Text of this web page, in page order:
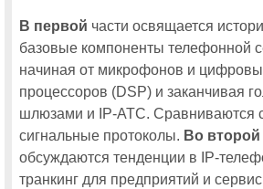
медиапартнеров
Cisco Connect 2015
В программу Cisco Connect 2015 будет
«Инфраструктура корпоративных сетей»
Все об интернете вещей можно будет
На Cisco Connect – 2015 расскажут
тенденциях и примерах внедрения
В первой части освящается
базовые компоненты телефонной
начиная от микрофонов и
процессоров (DSP) и заканчивая
шлюзами и IP-АТС. Сравниваются
сигнальные протоколы. Во второй
обсуждаются тенденции в IP-
транкинг для предприятий и